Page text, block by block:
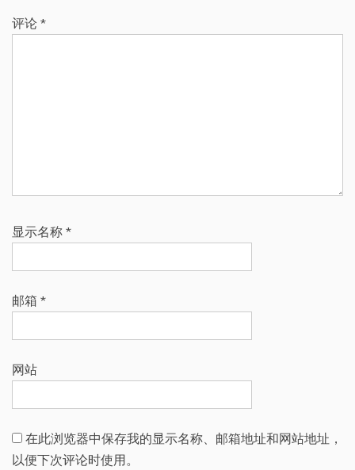
评论 *
显示名称 *
邮箱 *
网站
在此浏览器中保存我的显示名称、邮箱地址和网站地址，
以便下次评论时使用。